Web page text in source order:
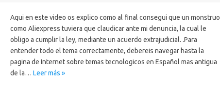
Aqui en este video os explico como al final consegui que un monstruo
como Aliexpress tuviera que claudicar ante mi denuncia, la cual le
obligo a cumplir la ley, mediante un acuerdo extrajudicial. .Para
entender todo el tema correctamente, debereis navegar hasta la
pagina de Internet sobre temas tecnologicos en Español mas antigua
de la… Leer más »